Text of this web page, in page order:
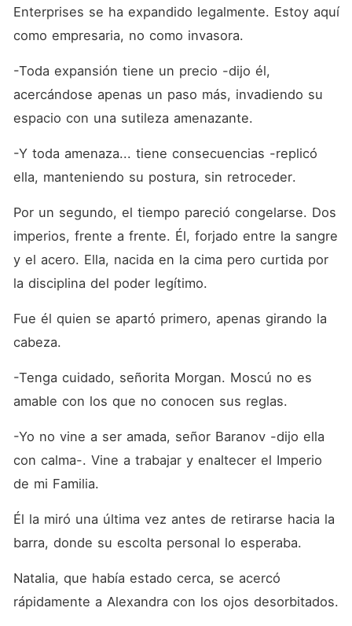
Enterprises se ha expandido legalmente. Estoy aquí
como empresaria, no como invasora.
-Toda expansión tiene un precio -dijo él,
acercándose apenas un paso más, invadiendo su
espacio con una sutileza amenazante.
-Y toda amenaza... tiene consecuencias -replicó
ella, manteniendo su postura, sin retroceder.
Por un segundo, el tiempo pareció congelarse. Dos
imperios, frente a frente. Él, forjado entre la sangre
y el acero. Ella, nacida en la cima pero curtida por
la disciplina del poder legítimo.
Fue él quien se apartó primero, apenas girando la
cabeza.
-Tenga cuidado, señorita Morgan. Moscú no es
amable con los que no conocen sus reglas.
-Yo no vine a ser amada, señor Baranov -dijo ella
con calma-. Vine a trabajar y enaltecer el Imperio
de mi Familia.
Él la miró una última vez antes de retirarse hacia la
barra, donde su escolta personal lo esperaba.
Natalia, que había estado cerca, se acercó
rápidamente a Alexandra con los ojos desorbitados.